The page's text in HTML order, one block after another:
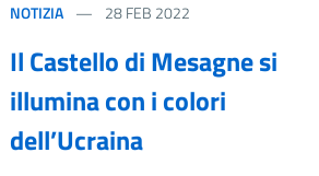
NOTIZIA 28 FEB 2022
Il Castello di Mesagne si
illumina con i colori
dell’Ucraina